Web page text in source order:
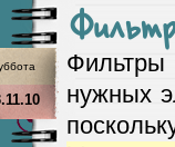
Фильтры
нужных